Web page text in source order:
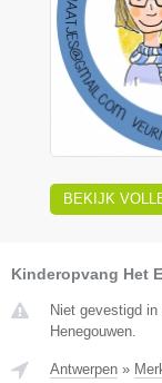
BEKIJK
Kinderopvang Het
Niet gevestigd
Henegouwen.
Antwerpen »